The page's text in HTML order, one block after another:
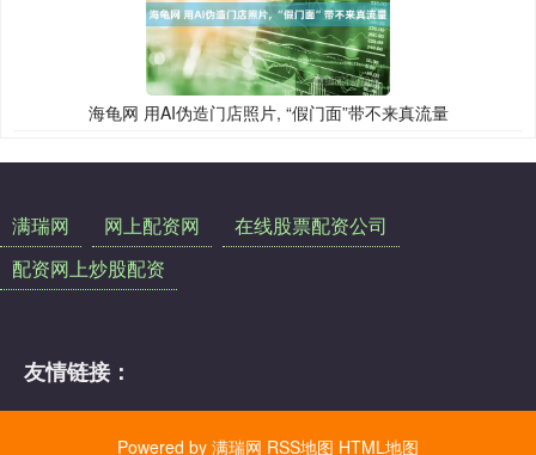
海龟网 用AI伪造门店照片, “假门面”带不来真流量
满瑞网 网上配资网
在线股票配资公司
配资网上炒股配资
友情链接：
Powered by 满瑞网 RSS地图 HTML地图